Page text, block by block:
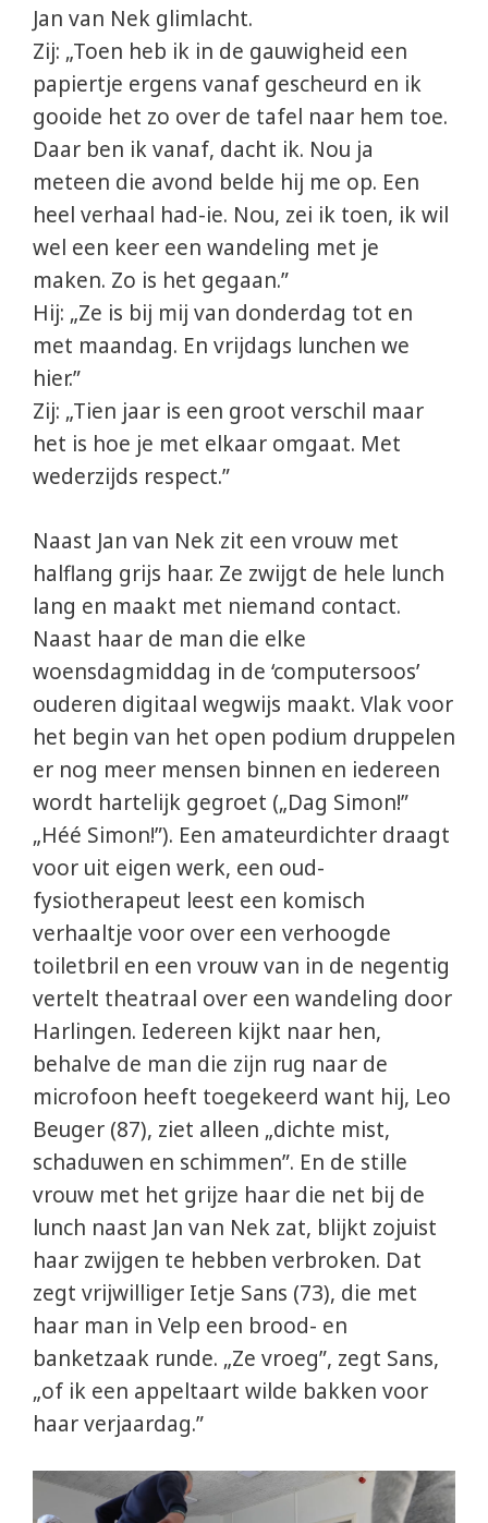
Jan van Nek glimlacht.
Zij: „Toen heb ik in de gauwigheid een
papiertje ergens vanaf gescheurd en ik
gooide het zo over de tafel naar hem toe.
Daar ben ik vanaf, dacht ik. Nou ja
meteen die avond belde hij me op. Een
heel verhaal had-ie. Nou, zei ik toen, ik wil
wel een keer een wandeling met je
maken. Zo is het gegaan.”
Hij: „Ze is bij mij van donderdag tot en
met maandag. En vrijdags lunchen we
hier.”
Zij: „Tien jaar is een groot verschil maar
het is hoe je met elkaar omgaat. Met
wederzijds respect.”
Naast Jan van Nek zit een vrouw met
halflang grijs haar. Ze zwijgt de hele lunch
lang en maakt met niemand contact.
Naast haar de man die elke
woensdagmiddag in de ‘computersoos’
ouderen digitaal wegwijs maakt. Vlak voor
het begin van het open podium druppelen
er nog meer mensen binnen en iedereen
wordt hartelijk gegroet („Dag Simon!”
„Héé Simon!”). Een amateurdichter draagt
voor uit eigen werk, een oud-
fysiotherapeut leest een komisch
verhaaltje voor over een verhoogde
toiletbril en een vrouw van in de negentig
vertelt theatraal over een wandeling door
Harlingen. Iedereen kijkt naar hen,
behalve de man die zijn rug naar de
microfoon heeft toegekeerd want hij, Leo
Beuger (87), ziet alleen „dichte mist,
schaduwen en schimmen”. En de stille
vrouw met het grijze haar die net bij de
lunch naast Jan van Nek zat, blijkt zojuist
haar zwijgen te hebben verbroken. Dat
zegt vrijwilliger Ietje Sans (73), die met
haar man in Velp een brood- en
banketzaak runde. „Ze vroeg”, zegt Sans,
„of ik een appeltaart wilde bakken voor
haar verjaardag.”